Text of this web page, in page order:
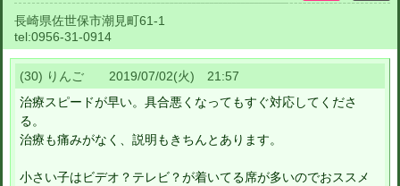
長崎県佐世保市潮見町61-1
tel:0956-31-0914
(30) りんご 2019/07/02(火) 21:57
治療スピードが早い。具合悪くなってもすぐ対応してくださ
る。
治療も痛みがなく、説明もきちんとあります。
小さい子はビデオ？テレビ？が着いてる席が多いのでおススメ